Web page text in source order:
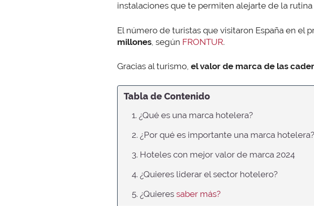
instalaciones que te permiten alejarte de la
El número de turistas que visitaron España en el
millones , según FRONTUR.
Gracias al turismo, el valor de marca de las
Tabla de Contenido
1. ¿Qué es una marca hotelera?
2. ¿Por qué es importante una marca hotelera?
3. Hoteles con mejor valor de marca 2024
4. ¿Quieres liderar el sector hotelero?
5. ¿Quieres saber más?